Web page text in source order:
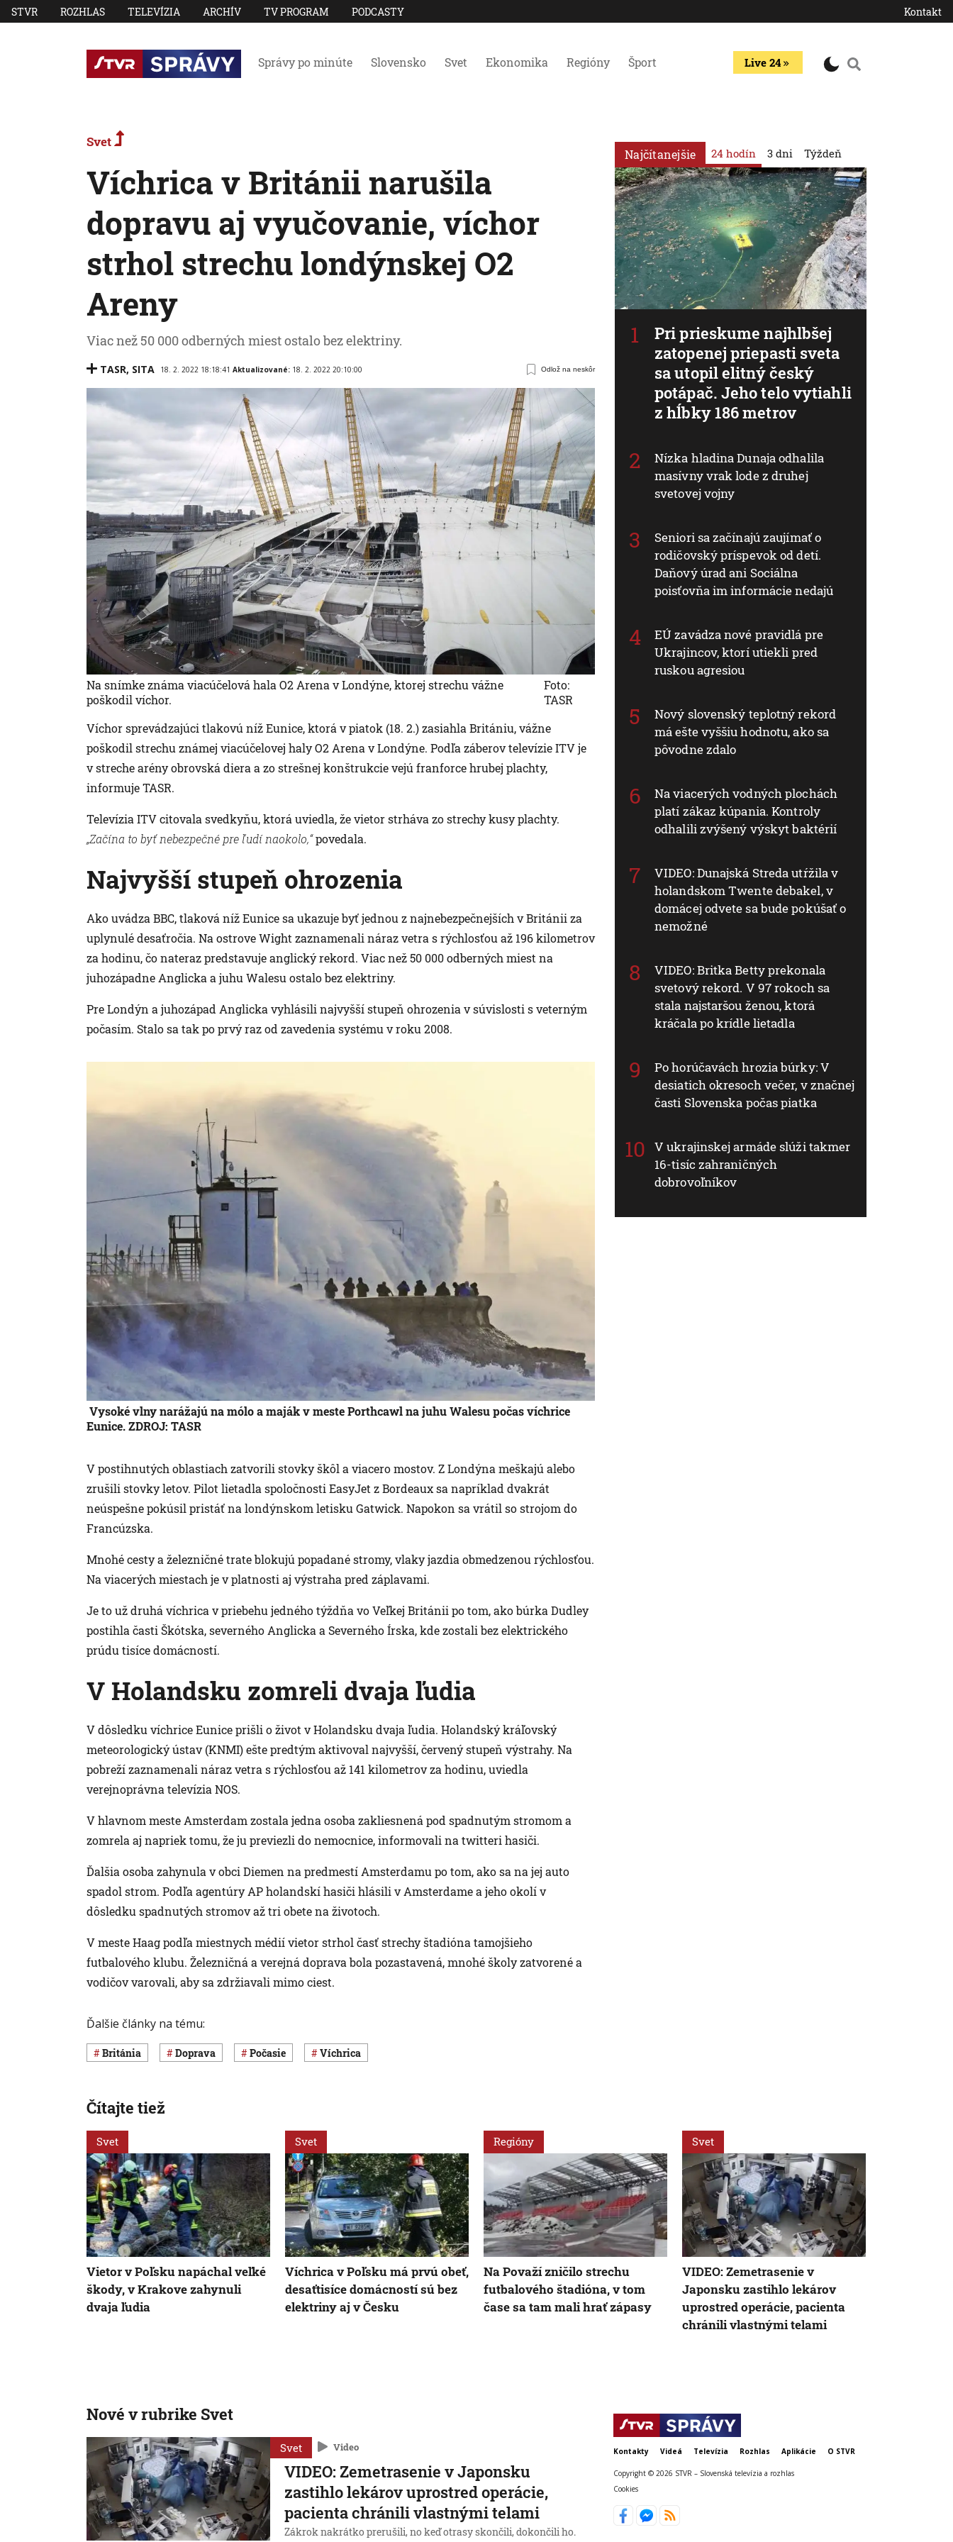
STVR ROZHLAS TELEVÍZIA ARCHÍV TV PROGRAM PODCASTY Kontakt
Správy po minúte Slovensko Svet Ekonomika Regióny Šport Live 24
Svet
Víchrica v Británii narušila
dopravu aj vyučovanie, víchor
strhol strechu londýnskej O2
Areny
Viac než 50 000 odberných miest ostalo bez elektriny.
TASR, SITA 18. 2. 2022 18:18:41 Aktualizované: 18. 2. 2022 20:10:00 Odlož na neskôr
Na snímke známa viacúčelová hala O2 Arena v Londýne, ktorej strechu vážne
poškodil víchor.
Foto:
TASR
Víchor sprevádzajúci tlakovú níž Eunice, ktorá v piatok (18. 2.) zasiahla Britániu, vážne
poškodil strechu známej viacúčelovej haly O2 Arena v Londýne. Podľa záberov televízie ITV je
v streche arény obrovská diera a zo strešnej konštrukcie vejú franforce hrubej plachty,
informuje TASR.
Televízia ITV citovala svedkyňu, ktorá uviedla, že vietor strháva zo strechy kusy plachty.
„Začína to byť nebezpečné pre ľudí naokolo,“povedala.
Najvyšší stupeň ohrozenia
Ako uvádza BBC, tlaková níž Eunice sa ukazuje byť jednou z najnebezpečnejších v Británii za
uplynulé desaťročia. Na ostrove Wight zaznamenali náraz vetra s rýchlosťou až 196 kilometrov
za hodinu, čo nateraz predstavuje anglický rekord. Viac než 50 000 odberných miest na
juhozápadne Anglicka a juhu Walesu ostalo bez elektriny.
Pre Londýn a juhozápad Anglicka vyhlásili najvyšší stupeň ohrozenia v súvislosti s veterným
počasím. Stalo sa tak po prvý raz od zavedenia systému v roku 2008.
Vysoké vlny narážajú na mólo a maják v meste Porthcawl na juhu Walesu počas víchrice
Eunice. ZDROJ: TASR
V postihnutých oblastiach zatvorili stovky škôl a viacero mostov. Z Londýna meškajú alebo
zrušili stovky letov. Pilot lietadla spoločnosti EasyJet z Bordeaux sa napríklad dvakrát
neúspešne pokúsil pristáť na londýnskom letisku Gatwick. Napokon sa vrátil so strojom do
Francúzska.
Mnohé cesty a železničné trate blokujú popadané stromy, vlaky jazdia obmedzenou rýchlosťou.
Na viacerých miestach je v platnosti aj výstraha pred záplavami.
Je to už druhá víchrica v priebehu jedného týždňa vo Veľkej Británii po tom, ako búrka Dudley
postihla časti Škótska, severného Anglicka a Severného Írska, kde zostali bez elektrického
prúdu tisíce domácností.
V Holandsku zomreli dvaja ľudia
V dôsledku víchrice Eunice prišli o život v Holandsku dvaja ľudia. Holandský kráľovský
meteorologický ústav (KNMI) ešte predtým aktivoval najvyšší, červený stupeň výstrahy. Na
pobreží zaznamenali náraz vetra s rýchlosťou až 141 kilometrov za hodinu, uviedla
verejnoprávna televízia NOS.
V hlavnom meste Amsterdam zostala jedna osoba zakliesnená pod spadnutým stromom a
zomrela aj napriek tomu, že ju previezli do nemocnice, informovali na twitteri hasiči.
Ďalšia osoba zahynula v obci Diemen na predmestí Amsterdamu po tom, ako sa na jej auto
spadol strom. Podľa agentúry AP holandskí hasiči hlásili v Amsterdame a jeho okolí v
dôsledku spadnutých stromov až tri obete na životoch.
V meste Haag podľa miestnych médií vietor strhol časť strechy štadióna tamojšieho
futbalového klubu. Železničná a verejná doprava bola pozastavená, mnohé školy zatvorené a
vodičov varovali, aby sa zdržiavali mimo ciest.
Ďalšie články na tému:
Británia Doprava Počasie víchrica
Najčítanejšie 24 hodín
Pri prieskume najhlbšej
zatopenej priepasti sveta
sa utopil elitný český
potápač. Jeho telo vytiahli
z hĺbky 186 metrov
Nízka hladina Dunaja odhalila
masívny vrak lode z druhej
svetovej vojny
Seniori sa začínajú zaujímať o
rodičovský príspevok od detí.
Daňový úrad ani Sociálna
poisťovňa im informácie nedajú
EÚ zavádza nové pravidlá pre
Ukrajincov, ktorí utiekli pred
ruskou agresiou
Nový slovenský teplotný rekord
má ešte vyššiu hodnotu, ako sa
pôvodne zdalo
Na viacerých vodných plochách
platí zákaz kúpania. Kontroly
odhalili zvýšený výskyt baktérií
VIDEO: Dunajská Streda utŕžila v
holandskom Twente debakel, v
domácej odvete sa bude pokúšať o
nemožné
VIDEO: Britka Betty prekonala
svetový rekord. V 97 rokoch sa
stala najstaršou ženou, ktorá
kráčala po krídle lietadla
Po horúčavách hrozia búrky: V
desiatich okresoch večer, v značnej
časti Slovenska počas piatka
V ukrajinskej armáde slúži takmer
16-tisíc zahraničných
dobrovoľníkov
3 dni Týždeň
Čítajte tiež
Svet
Vietor v Poľsku napáchal veľké
škody, v Krakove zahynuli
dvaja ľudia
Svet
Víchrica v Poľsku má prvú obeť,
desaťtisíce domácností sú bez
elektriny aj v Česku
Regióny
Na Považí zničilo strechu
futbalového štadióna, v tom
čase sa tam mali hrať zápasy
Svet
VIDEO: Zemetrasenie v
Japonsku zastihlo lekárov
uprostred operácie, pacienta
chránili vlastnými telami
Nové v rubrike Svet
Svet Video
VIDEO: Zemetrasenie v Japonsku
zastihlo lekárov uprostred operácie,
pacienta chránili vlastnými telami
Zákrok nakrátko prerušili, no keď otrasy skončili, dokončili ho.
Kontakty Videá Televízia Rozhlas Aplikácie O STVR
Copyright © 2026 STVR – Slovenská televízia a rozhlas
Cookies